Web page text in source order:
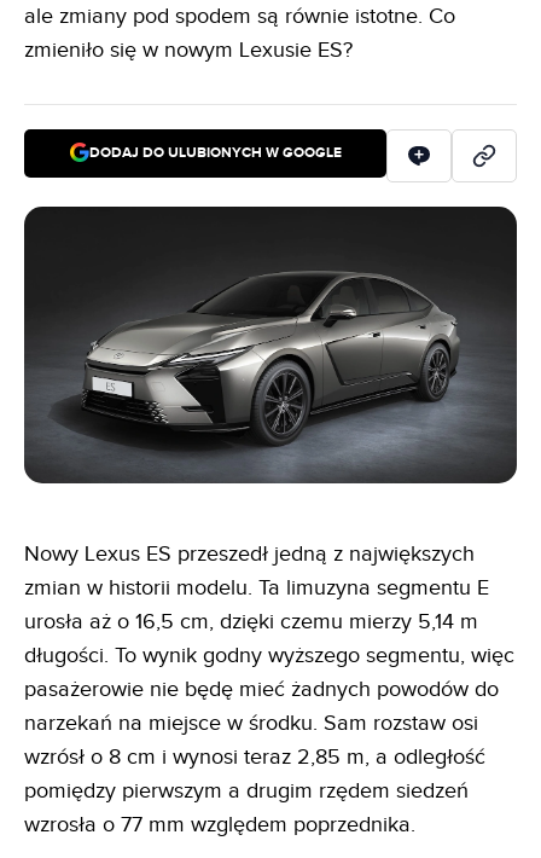
ale zmiany pod spodem są równie istotne. Co
zmieniło się w nowym Lexusie ES?
DODAJ DO ULUBIONYCH W GOOGLE
Nowy Lexus ES przeszedł jedną z największych
zmian w historii modelu. Ta limuzyna segmentu E
urosła aż o 16,5 cm, dzięki czemu mierzy 5,14 m
długości. To wynik godny wyższego segmentu, więc
pasażerowie nie będę mieć żadnych powodów do
narzekań na miejsce w środku. Sam rozstaw osi
wzrósł o 8 cm i wynosi teraz 2,85 m, a odległość
pomiędzy pierwszym a drugim rzędem siedzeń
wzrosła o 77 mm względem poprzednika.